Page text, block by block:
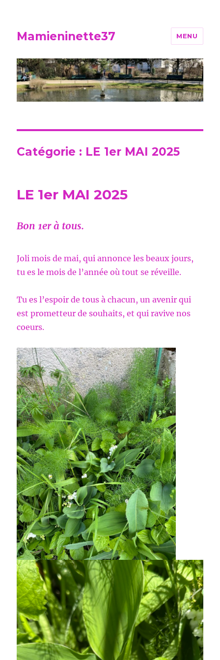
Mamieninette37 MENU
Catégorie : LE 1er MAI 2025
LE 1er MAI 2025
Bon 1er à tous.
Joli mois de mai, qui annonce les beaux jours,
tu es le mois de l’année où tout se réveille.
Tu es l’espoir de tous à chacun, un avenir qui
est prometteur de souhaits, et qui ravive nos
coeurs.